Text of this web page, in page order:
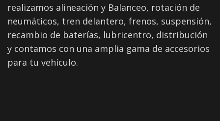
realizamos alineación y Balanceo, rotación de
neumáticos, tren delantero, frenos, suspensión,
recambio de baterías, lubricentro, distribución
y contamos con una amplia gama de accesorios
para tu vehículo.